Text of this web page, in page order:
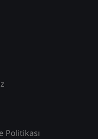
Politikası